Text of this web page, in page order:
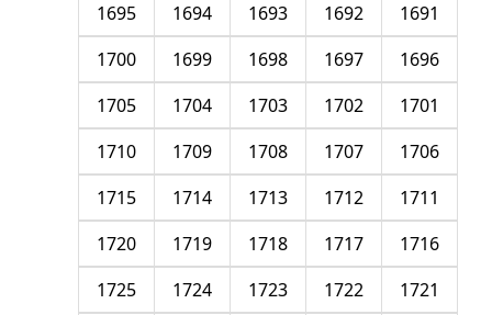
1691
1692
1693
1694
1695
1696
1697
1698
1699
1700
1701
1702
1703
1704
1705
1706
1707
1708
1709
1710
1711
1712
1713
1714
1715
1716
1717
1718
1719
1720
1721
1722
1723
1724
1725